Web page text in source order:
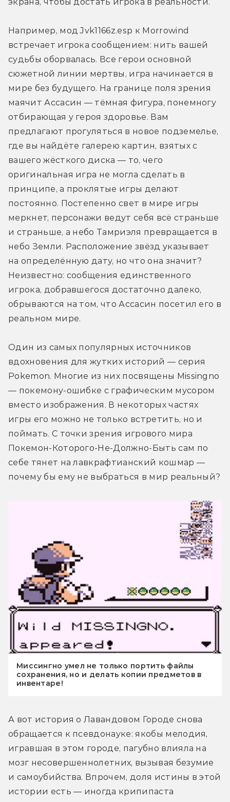
Например, мод Jvk1166z.esp к Morrowind
встречает игрока сообщением: нить вашей
судьбы оборвалась. Все герои основной
сюжетной линии мертвы, игра начинается в
мире без будущего. На границе поля зрения
маячит Ассасин — тёмная фигура, понемногу
отбирающая у героя здоровье. Вам
предлагают прогуляться в новое подземелье,
где вы найдёте галерею картин, взятых с
вашего жёсткого диска — то, чего
оригинальная игра не могла сделать в
принципе, а проклятые игры делают
постоянно. Постепенно свет в мире игры
меркнет, персонажи ведут себя всё страньше
и страньше, а небо Тамриэля превращается в
небо Земли. Расположение звёзд указывает
на определённую дату, но что она значит?
Неизвестно: сообщения единственного
игрока, добравшегося достаточно далеко,
обрываются на том, что Ассасин посетил его в
реальном мире.
Один из самых популярных источников
вдохновения для жутких историй — серия
Pokemon. Многие из них посвящены Missingno
— покемону-ошибке с графическим мусором
вместо изображения. В некоторых частях
игры его можно не только встретить, но и
поймать. С точки зрения игрового мира
Покемон-Которого-Не-Должно-Быть сам по
себе тянет на лавкрафтианский кошмар —
почему бы ему не выбраться в мир реальный?
Миссингно умел не только портить файлы
сохранения, но и делать копии предметов в
инвентаре!
А вот история о Лавандовом Городе снова
обращается к псевдонауке: якобы мелодия,
игравшая в этом городе, пагубно влияла на
мозг несовершеннолетних, вызывая безумие
и самоубийства. Впрочем, доля истины в этой
истории есть — иногда крипипаста